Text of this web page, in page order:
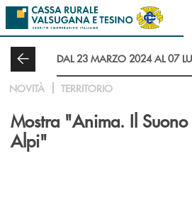
Salta al contenuto principale
DAL 23 MARZO 2024 AL 07
NOVITÀ TERRITORIO
Mostra "Anima. Il Suono
Alpi"